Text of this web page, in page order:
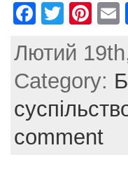
F
c
e
b
o
o
T
itt
er
Pi
er
e
st
l
Лютий
Category:
comment